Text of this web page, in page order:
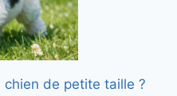
de petite taille ?